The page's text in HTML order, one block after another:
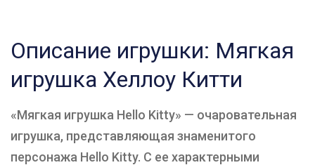
Описание игрушки: Мягкая
игрушка Хеллоу Китти
«Мягкая игрушка Hello Kitty» — очаровательная
игрушка, представляющая знаменитого
персонажа Hello Kitty. С ее характерными